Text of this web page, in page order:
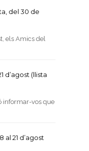
del 30 de
els Amics del
d’agost (llista
informar-vos que
al 21 d’agost